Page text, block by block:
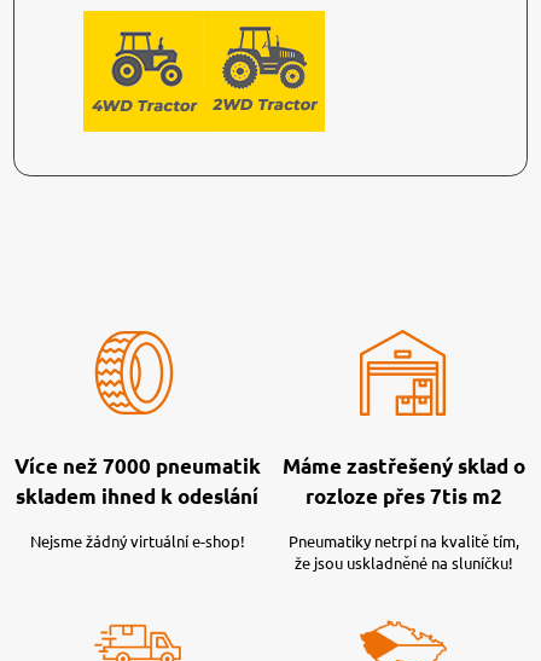
Více než 7000 pneumatik
skladem ihned k odeslání
Nejsme žádný virtuální e-shop!
Máme zastřešený sklad o
rozloze přes 7tis m2
Pneumatiky netrpí na kvalitě tím,
že jsou uskladněné na sluníčku!